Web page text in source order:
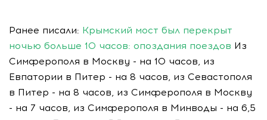
Ранее писали: Крымский мост был перекрыт
ночью больше 10 часов: опоздания поездов Из
Симферополя в Москву - на 10 часов, из
Евпатории в Питер - на 8 часов, из Севастополя
в Питер - на 8 часов, из Симферополя в Москву
- на 7 часов, из Симферополя в Минводы - на 6,5